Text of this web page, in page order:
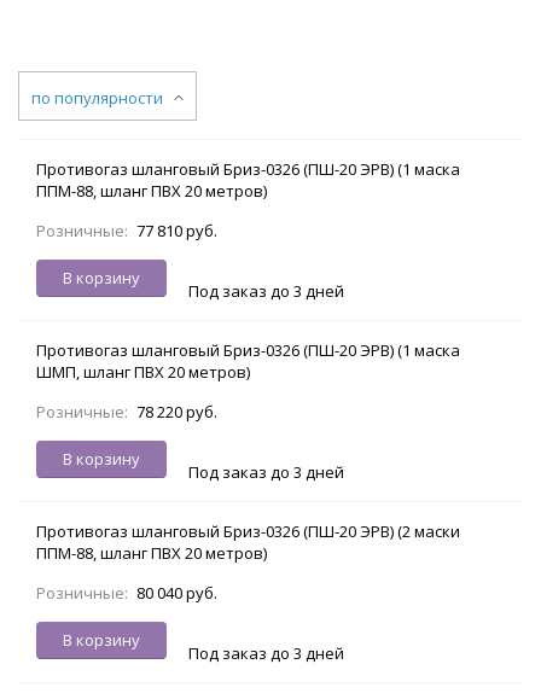
по популярности
Противогаз шланговый Бриз-0326 (ПШ-20 ЭРВ) (1 маска
ППМ-88, шланг ПВХ 20 метров)
Розничные: 77 810 руб.
В корзину
Под заказ до 3 дней
Противогаз шланговый Бриз-0326 (ПШ-20 ЭРВ) (1 маска
ШМП, шланг ПВХ 20 метров)
Розничные: 78 220 руб.
В корзину
Под заказ до 3 дней
Противогаз шланговый Бриз-0326 (ПШ-20 ЭРВ) (2 маски
ППМ-88, шланг ПВХ 20 метров)
Розничные: 80 040 руб.
В корзину
Под заказ до 3 дней